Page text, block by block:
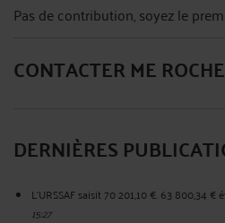
Pas de contribution, soyez le
CONTACTER ME
DERNIÈRES
L'URSSAF saisit 70 201,10 €. 63 800,34 €
15:27